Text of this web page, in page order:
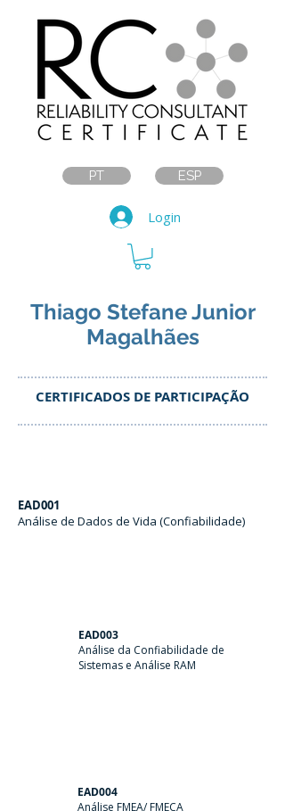
PT ESP
Login
Thiago Stefane Junior
Magalhães
CERTIFICADOS DE PARTICIPAÇÃO
EAD001
Análise de Dados de Vida (Confiabilidade)
EAD003
Análise da Confiabilidade de
Sistemas e Análise RAM
EAD004
Análise FMEA/ FMECA